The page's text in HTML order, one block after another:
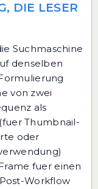
DIE LESER
Suchmaschine
denselben
von zwei
als
Thumbnail-
oder
fuer einen
Workflow